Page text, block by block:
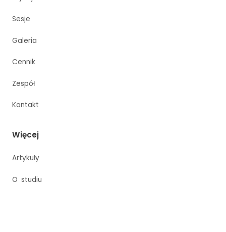
Sesje
Galeria
Cennik
Zespół
Kontakt
Więcej
Artykuły
O studiu